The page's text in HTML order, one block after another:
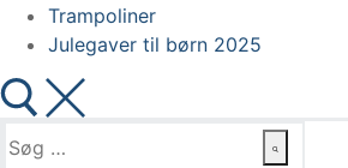
Trampoliner
Julegaver til børn 2025
Søg
efter: